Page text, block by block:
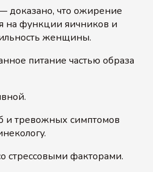
доказано, что ожирение
на функции яичников и
женщины.
питание частью образа
и тревожных симптомов
стрессовыми факторами.